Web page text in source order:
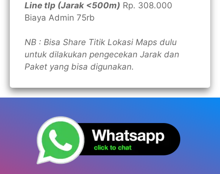
Line tlp (Jarak <500m) Rp. 308.000
Biaya Admin 75rb
NB : Bisa Share Titik Lokasi Maps dulu
untuk dilakukan pengecekan Jarak dan
Paket yang bisa digunakan.